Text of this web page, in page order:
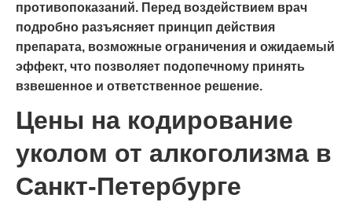
противопоказаний. Перед воздействием врач
подробно разъясняет принцип действия
препарата, возможные ограничения и ожидаемый
эффект, что позволяет подопечному принять
взвешенное и ответственное решение.
Цены на кодирование
уколом от алкоголизма в
Санкт-Петербурге